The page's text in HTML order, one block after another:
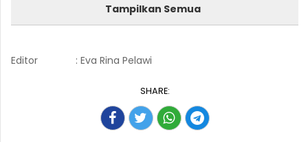
Tampilkan Semua
Editor : Eva Rina Pelawi
SHARE: